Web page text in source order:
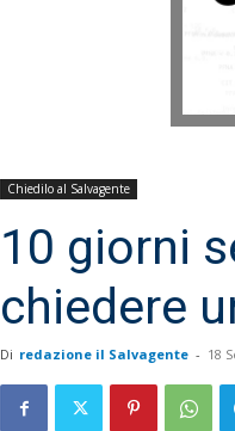
Chiedilo al Salvagente
10 giorni
chiedere
Di redazione il Salvagente - 18